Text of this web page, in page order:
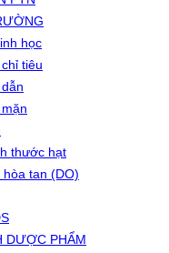
học
tiêu
thước hạt
hòa tan (DO)
DƯỢC PHẨM